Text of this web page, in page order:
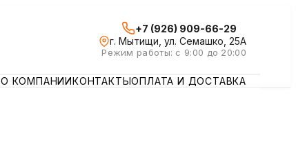
+7 (926) 909-66-29
г. Мытищи, ул. Семашко, 25А
Режим работы: с 9:00 до 20:00
О КОМПАНИИКОНТАКТЫОПЛАТА И ДОСТАВКА